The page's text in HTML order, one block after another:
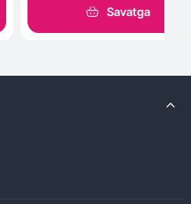
Savatga